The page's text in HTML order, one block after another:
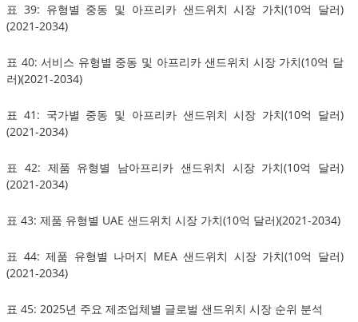
표 39: 유형별 중동 및 아프리카 샌드위치 시장 가치(10억 달러)
(2021-2034)
표 40: 서비스 유형별 중동 및 아프리카 샌드위치 시장 가치(10억 달
러)(2021-2034)
표 41: 국가별 중동 및 아프리카 샌드위치 시장 가치(10억 달러)
(2021-2034)
표 42: 제품 유형별 남아프리카 샌드위치 시장 가치(10억 달러)
(2021-2034)
표 43: 제품 유형별 UAE 샌드위치 시장 가치(10억 달러)(2021-2034)
표 44: 제품 유형별 나머지 MEA 샌드위치 시장 가치(10억 달러)
(2021-2034)
표 45: 2025년 주요 제조업체별 글로벌 샌드위치 시장 순위 분석